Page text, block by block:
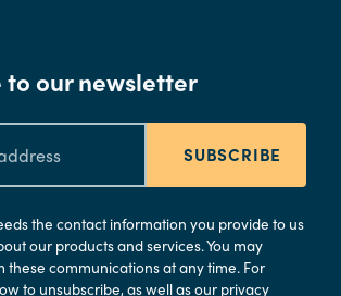
to our newsletter
SUBSCRIBE
the contact information you provide to us
our products and services. You may
these communications at any time. For
to unsubscribe, as well as our privacy